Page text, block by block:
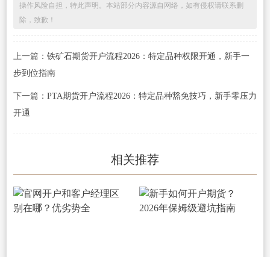
操作风险自担，特此声明。本站部分内容源自网络，如有侵权请联系删
除，致歉！
上一篇： 铁矿石期货开户流程2026：特定品种权限开通，新手一
步到位指南
下一篇： PTA期货开户流程2026：特定品种豁免技巧，新手零压力
开通
相关推荐